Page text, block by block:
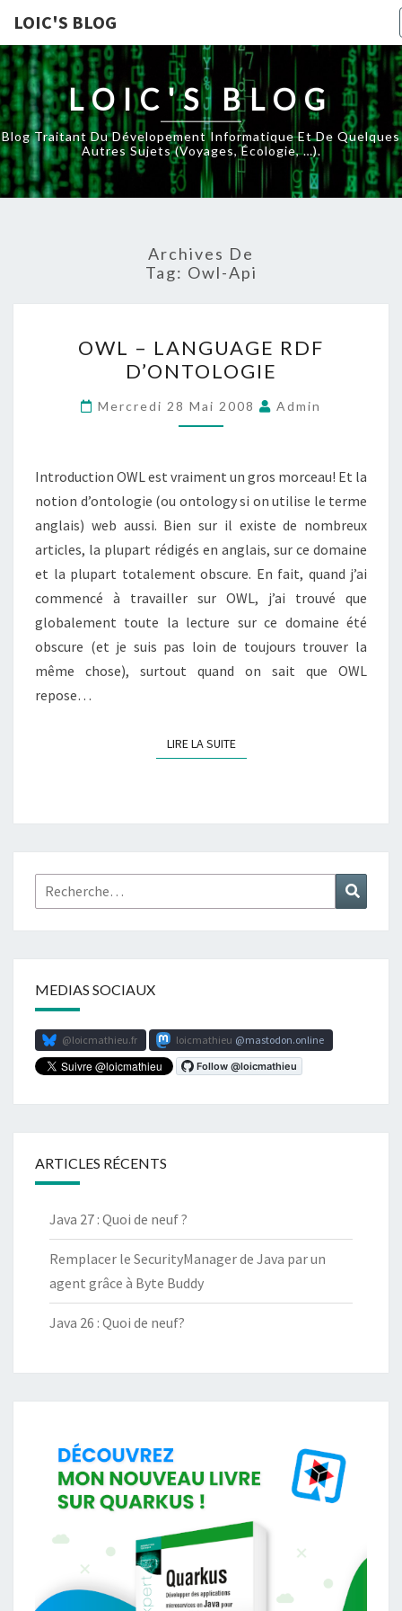
LOIC'S BLOG
LOIC'S BLOG
Blog Traitant Du Dévelopement Informatique Et De Quelques
Autres Sujets (voyages, Écologie, …).
Archives De
Tag: Owl-Api
–
LANGUAGE
RDF
D’ONTOLOGIE
OWL – LANGUAGE RDF
D’ONTOLOGIE
Mercredi 28 Mai 2008 Admin
Introduction OWL est vraiment un gros morceau! Et la
notion d’ontologie (ou ontology si on utilise le terme
anglais) web aussi. Bien sur il existe de nombreux
articles, la plupart rédigés en anglais, sur ce domaine
et la plupart totalement obscure. En fait, quand j’ai
commencé à travailler sur OWL, j’ai trouvé que
globalement toute la lecture sur ce domaine été
obscure (et je suis pas loin de toujours trouver la
même chose), surtout quand on sait que OWL
repose…
LIRE LA SUITELIRE LA SUITE
Rechercher :
MEDIAS SOCIAUX
@loicmathieu.fr loicmathieu mastodon.online
ARTICLES RÉCENTS
Java 27 : Quoi de neuf ?
Remplacer le SecurityManager de Java par un
agent grâce à Byte Buddy
Java 26 : Quoi de neuf?